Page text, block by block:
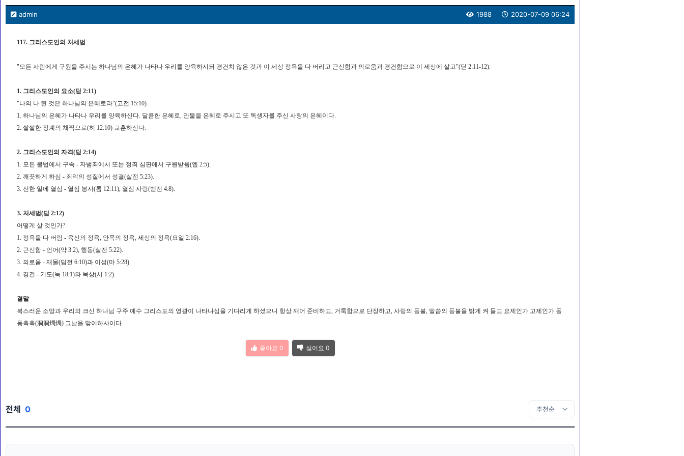
admin 2020-07-09 06:24
1988
117. 그리스도인의 처세법
"모든 사람에게 구원을 주시는 하나님의 은혜가 나타나 우리를 양육하시되 경건치 않은 것과 이 세상 정욕을 다 버리고 근신함과 의로움과 경건함으로 이 세상에 살고"(딛 2:11-12).
1. 그리스도인의 요소(딛 2:11)
"나의 나 된 것은 하나님의 은혜로라"(고전 15:10).
1. 하나님의 은혜가 나타나 우리를 양육하신다. 달콤한 은혜로, 만물을 은혜로 주시고 또 독생자를 주신 사랑의 은혜이다.
2. 쌀쌀한 징계의 채찍으로(히 12:10) 교훈하신다.
2. 그리스도인의 자격(딛 2:14)
1. 모든 불법에서 구속 - 자범죄에서 또는 정죄 심판에서 구원받음(엡 2:5).
2. 깨끗하게 하심 - 죄악의 성질에서 성결(살전 5:23).
3. 선한 일에 열심 - 열심 봉사(롬 12:11), 열심 사랑(벧전 4:8).
3. 처세법(딛 2:12)
어떻게 살 것인가?
1. 정욕을 다 버림 - 육신의 정욕, 안목의 정욕, 세상의 정욕(요일 2:16).
2. 근신함 - 언어(약 3:2), 행동(살전 5:22).
3. 의로움 - 재물(딤전 6:10)과 이성(마 5:28).
4. 경건 - 기도(눅 18:1)와 묵상(시 1:2).
결말
복스러운 소망과 우리의 크신 하나님 구주 예수 그리스도의 영광이 나타나심을 기다리게 하셨으니 항상 깨어 준비하고, 거룩함으로 단장하고, 사랑의 등불, 말씀의 등불을 밝게 켜 들고 요제인가 고제인가 동
동촉촉(洞洞燭燭) 그날을 맞이하사이다.
좋아요 0 싫어요 0
전체 0